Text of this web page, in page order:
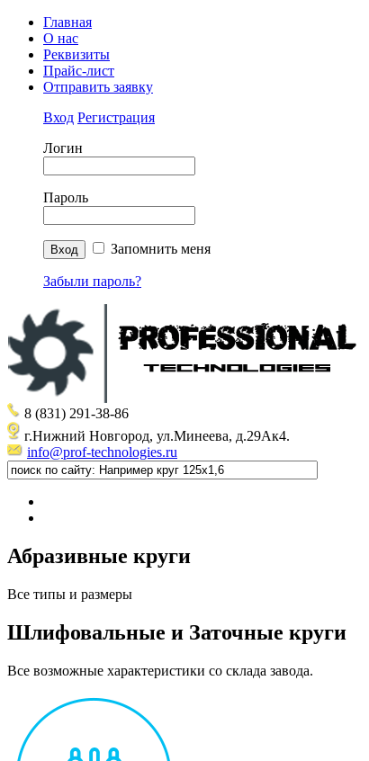
Главная
О нас
Реквизиты
Прайс-лист
Отправить заявку
Вход Регистрация
Логин
Пароль
Запомнить меня
Забыли пароль?
8 (831) 291-38-86
г.Нижний Новгород, ул.Минеева, д.29Ак4.
info@prof-technologies.ru
Абразивные круги
Все типы и размеры
Шлифовальные и Заточные круги
Все возможные характеристики со склада завода.